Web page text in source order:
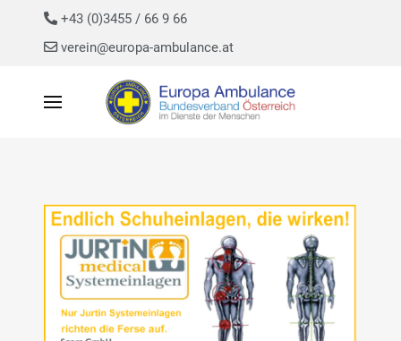
+43 (0)3455 / 66 9 66
verein@europa-ambulance.at